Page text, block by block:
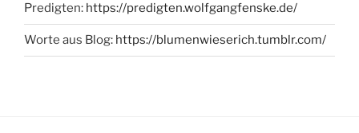
Predigten: https://predigten.wolfgangfenske.de/
Worte aus Blog: https://blumenwieserich.tumblr.com/